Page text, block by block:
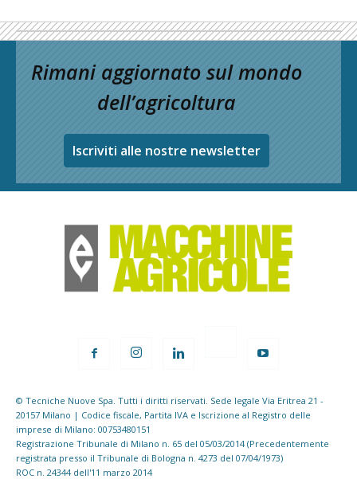
Rimani aggiornato sul mondo
dell’agricoltura
Iscriviti alle nostre newsletter
© Tecniche Nuove Spa. Tutti i diritti riservati. Sede legale Via Eritrea 21 -
20157 Milano | Codice fiscale, Partita IVA e Iscrizione al Registro delle
imprese di Milano: 00753480151
Registrazione Tribunale di Milano n. 65 del 05/03/2014 (Precedentemente
registrata presso il Tribunale di Bologna n. 4273 del 07/04/1973)
ROC n. 24344 dell'11 marzo 2014